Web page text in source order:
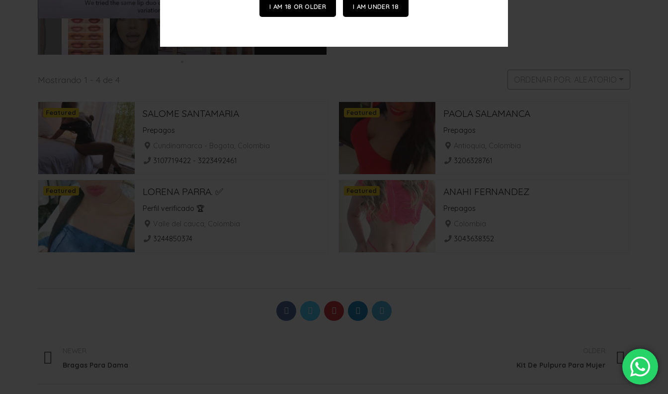
I AM 18 OR OLDER I AM UNDER 18
Mostrando 1 - 4 de 4 ORDENAR POR: ALEATORIO
Featured SALOME SANTAMARIA
Prepagos
Cundinamarca - Bogota, Colombia
3107719422 - 3223492461
Featured PAOLA SALAMANCA
Prepagos
Antioquia, Colombia
3206328761
Featured LORENA PARRA. ✅
Perfil verificado 🏆
Valle del cauca, Colombia
3244850374
Featured ANAHI FERNANDEZ
Prepagos
Colombia
3043638352
Bragas Para Dama
Kit De Pulpura Para Mujer